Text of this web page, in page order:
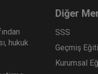
360
TL
hukuk
Diğer
SSS
Geçmiş
Kurumsal